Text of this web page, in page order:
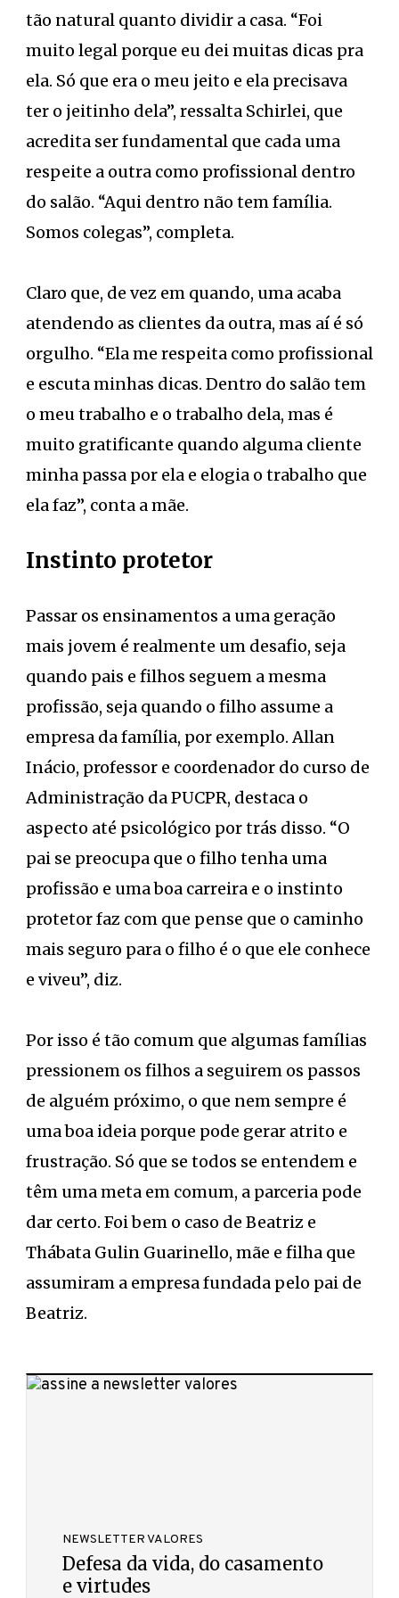
tão natural quanto dividir a casa. “Foi
muito legal porque eu dei muitas dicas pra
ela. Só que era o meu jeito e ela precisava
ter o jeitinho dela”, ressalta Schirlei, que
acredita ser fundamental que cada uma
respeite a outra como profissional dentro
do salão. “Aqui dentro não tem família.
Somos colegas”, completa.
Claro que, de vez em quando, uma acaba
atendendo as clientes da outra, mas aí é só
orgulho. “Ela me respeita como profissional
e escuta minhas dicas. Dentro do salão tem
o meu trabalho e o trabalho dela, mas é
muito gratificante quando alguma cliente
minha passa por ela e elogia o trabalho que
ela faz”, conta a mãe.
Instinto protetor
Passar os ensinamentos a uma geração
mais jovem é realmente um desafio, seja
quando pais e filhos seguem a mesma
profissão, seja quando o filho assume a
empresa da família, por exemplo. Allan
Inácio, professor e coordenador do curso de
Administração da PUCPR, destaca o
aspecto até psicológico por trás disso. “O
pai se preocupa que o filho tenha uma
profissão e uma boa carreira e o instinto
protetor faz com que pense que o caminho
mais seguro para o filho é o que ele conhece
e viveu”, diz.
Por isso é tão comum que algumas famílias
pressionem os filhos a seguirem os passos
de alguém próximo, o que nem sempre é
uma boa ideia porque pode gerar atrito e
frustração. Só que se todos se entendem e
têm uma meta em comum, a parceria pode
dar certo. Foi bem o caso de Beatriz e
Thábata Gulin Guarinello, mãe e filha que
assumiram a empresa fundada pelo pai de
Beatriz.
NEWSLETTER VALORES
Defesa da vida, do casamento
e virtudes